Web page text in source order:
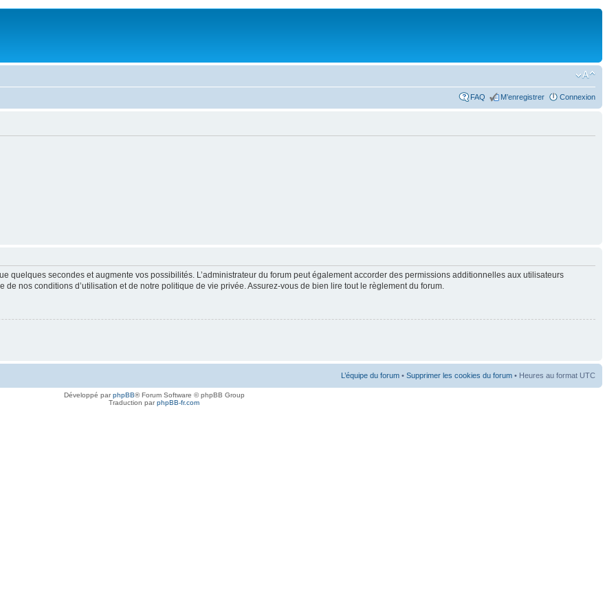
FAQ M’enregistrer Connexion
quelques secondes et augmente vos possibilités. L’administrateur du forum peut également accorder des permissions additionnelles aux utilisateurs
nos conditions d’utilisation et de notre politique de vie privée. Assurez-vous de bien lire tout le règlement du forum.
L’équipe du forum • Supprimer les cookies du forum • Heures au format UTC
Développé parphpBB® Forum Software © phpBB Group
Traduction parphpBB-fr.com